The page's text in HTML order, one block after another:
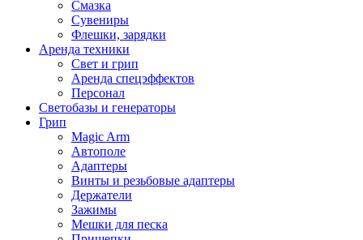
Смазка
Сувениры
Флешки, зарядки
Аренда техники
Свет и грип
Аренда спецэффектов
Персонал
Светобазы и генераторы
Грип
Magic Arm
Автополе
Адаптеры
Винты и резьбовые адаптеры
Держатели
Зажимы
Мешки для песка